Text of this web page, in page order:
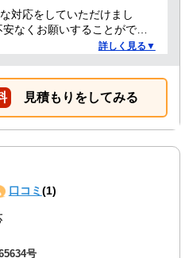
対応をしていただけまし
なくお願いすることができ
詳しく見る▼
見積もりをしてみる
口コミ (1)
号